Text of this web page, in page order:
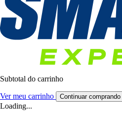
Subtotal do carrinho
Ver meu carrinho Continuar comprando
Loading...